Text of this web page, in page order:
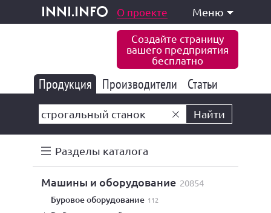
inni.info
и услуги О проекте Меню
Создайте страницу
вашего предприятия
бесплатно
Продукция 177 839
Производители 6 773
Статьи
Найти
Разделы каталога
машины и оборудование 20854
буровое оборудование 112